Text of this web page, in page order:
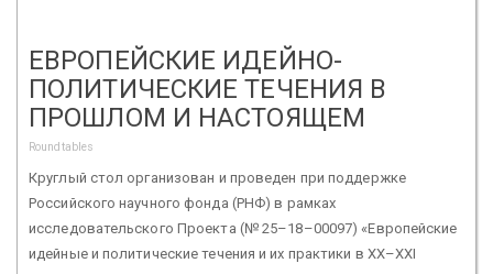
ЕВРОПЕЙСКИЕ ИДЕЙНО-
ПОЛИТИЧЕСКИЕ ТЕЧЕНИЯ В
ПРОШЛОМ И НАСТОЯЩЕМ
Roundtables
Круглый стол организован и проведен при поддержке
Российского научного фонда (РНФ) в рамках
исследовательского Проекта (№ 25–18–00097) «Европейские
идейные и политические течения и их практики в XX–XXI